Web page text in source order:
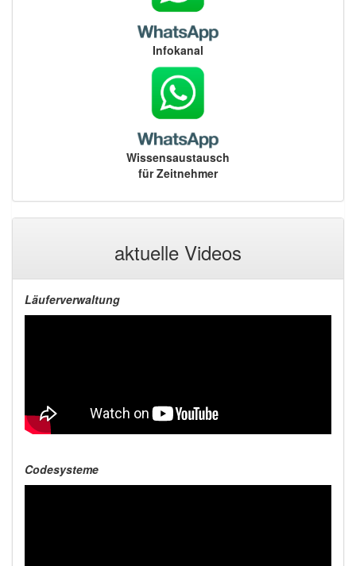
Infokanal
Wissensaustausch
für Zeitnehmer
aktuelle Videos
Läuferverwaltung
Codesysteme